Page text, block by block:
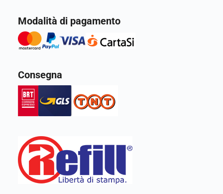
Modalità di pagamento
Consegna